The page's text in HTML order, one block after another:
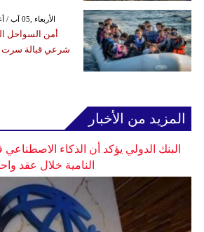
GMT 07:40 2026 الأربعاء ,05 آب / أغسطس
شرعي قبالة سرت
المزيد من الأخبار
البنك الدولي يؤكد أن الذكاء
النامية خلال عقد